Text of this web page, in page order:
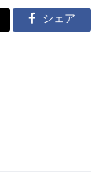
シェア